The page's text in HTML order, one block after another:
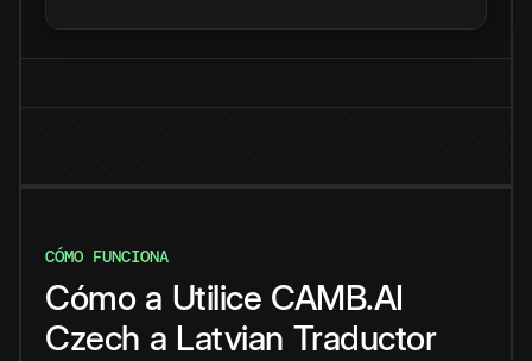
CÓMO FUNCIONA
Cómo a Utilice CAMB.AI
Czech a Latvian Traductor